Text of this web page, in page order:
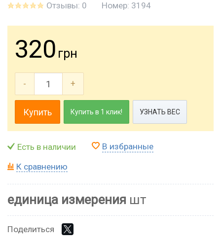
Отзывы: 0 Номер: 3194
320 грн
- +
Купить Купить в 1 клик! УЗНАТЬ ВЕС
Есть в наличии В избранные
К сравнению
единица измерения шт
Поделиться